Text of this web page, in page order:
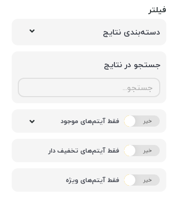
فیلتر
دسته‌بندی نتایج
جستجو در نتایج
بله خیر فقط آیتم‌های موجود
بله خیر فقط آیتم‌های تخفیف دار
بله خیر فقط آیتم‌های ویژه